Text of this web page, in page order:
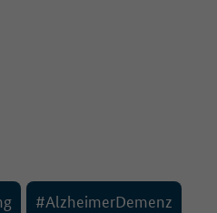
#AlzheimerDemenz